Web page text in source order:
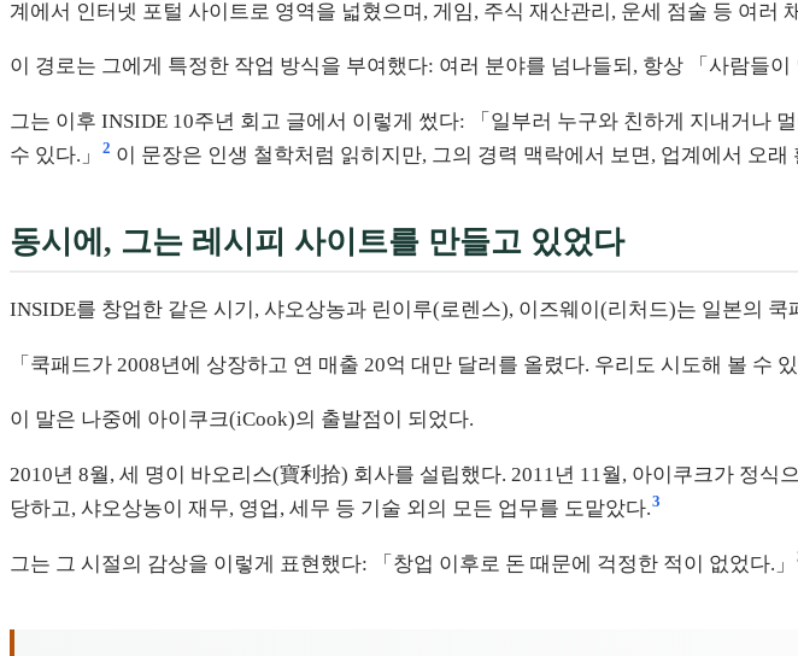
계에서 인터넷 포털 사이트로 영역을 넓혔으며, 게임, 주식 재산관리, 운세 점술 등 여
이 경로는 그에게 특정한 작업 방식을 부여했다: 여러 분야를 넘나들되, 항상 「사람들
그는 이후 INSIDE 10주년 회고 글에서 이렇게 썼다: 「일부러 누구와 친하게 지내거나
수 있다.」
2 이 문장은 인생 철학처럼 읽히지만, 그의 경력 맥락에서 보면, 업계에서 오
동시에, 그는 레시피 사이트를 만들고 있었다
INSIDE를 창업한 같은 시기, 샤오상농과 린이루(로렌스), 이즈웨이(리처드)는 일본의 쿡
「쿡패드가 2008년에 상장하고 연 매출 20억 대만 달러를 올렸다. 우리도 시도해 볼 수 있
이 말은 나중에 아이쿠크(iCook)의 출발점이 되었다.
2010년 8월, 세 명이 바오리스(寶利拾) 회사를 설립했다. 2011년 11월, 아이쿠크가 정식
당하고, 샤오상농이 재무, 영업, 세무 등 기술 외의 모든 업무를 도맡았다.3
그는 그 시절의 감상을 이렇게 표현했다: 「창업 이후로 돈 때문에 걱정한 적이 없었다.」